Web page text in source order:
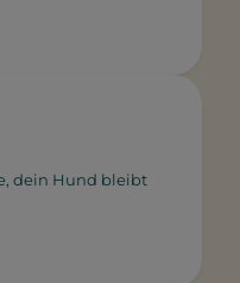
dein Hund bleibt